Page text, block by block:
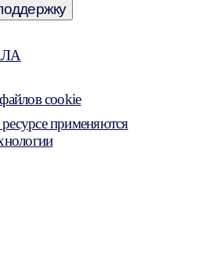
cookie
применяются